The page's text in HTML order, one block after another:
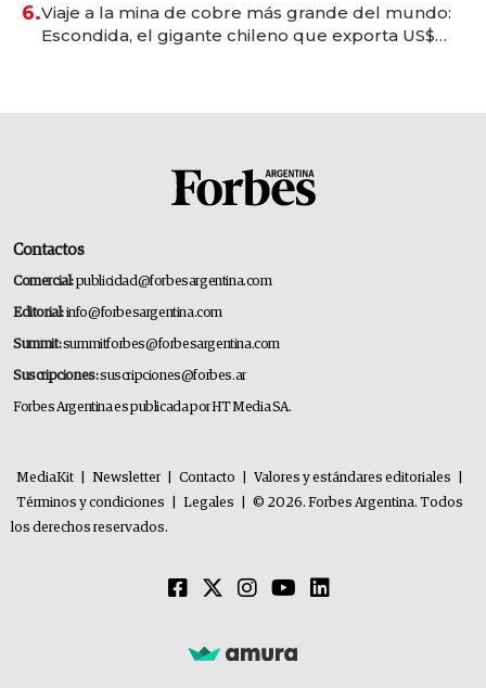
6.Viaje a la mina de cobre más grande del mundo:
Escondida, el gigante chileno que exporta US$
Contactos
Comercial:publicidad@forbesargentina.com
Editorial:info@forbesargentina.com
Summit:summitforbes@forbesargentina.com
Suscripciones:suscripciones@forbes.ar
Forbes Argentina es publicada por HT Media SA.
MediaKit Newsletter Contacto Valores y estándares editoriales
Términos y condiciones
Legales
© 2026. Forbes Argentina. Todos
los derechos reservados.